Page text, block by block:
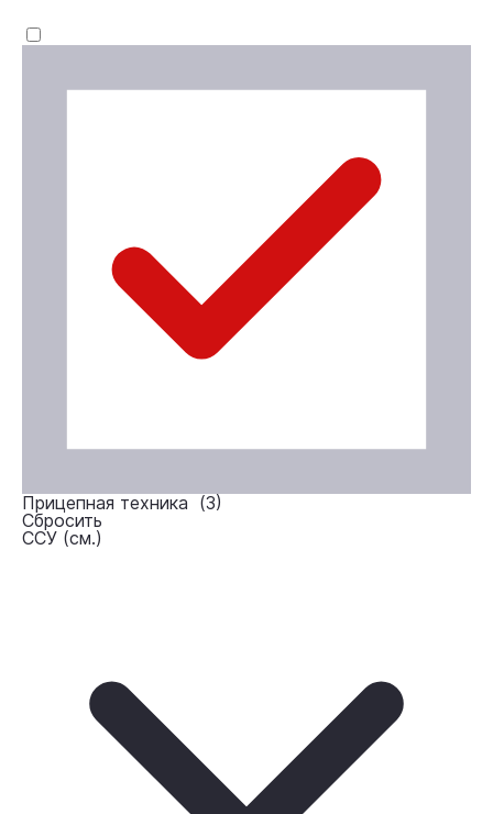
Прицепная техника (3)
Сбросить
ССУ (см.)